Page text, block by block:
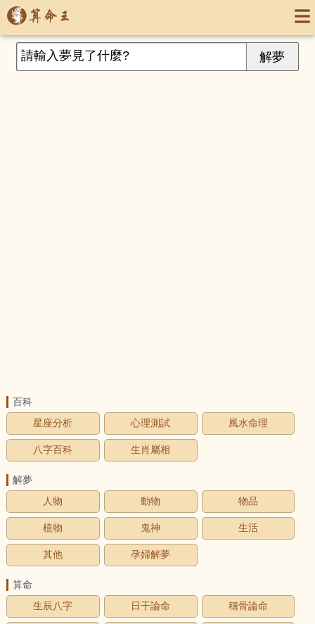
百科
星座分析
心理測試 風水命理
八字百科 生肖屬相
解夢
人物
動物 物品
植物 鬼神 生活
其他 孕婦解夢
算命
生辰八字
日干論命 稱骨論命